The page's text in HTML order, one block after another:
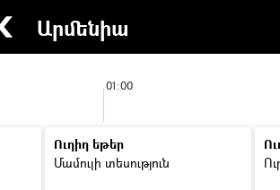
Արմենիա
01:00
Ուղիղ եթեր
Մամուլի տեսություն